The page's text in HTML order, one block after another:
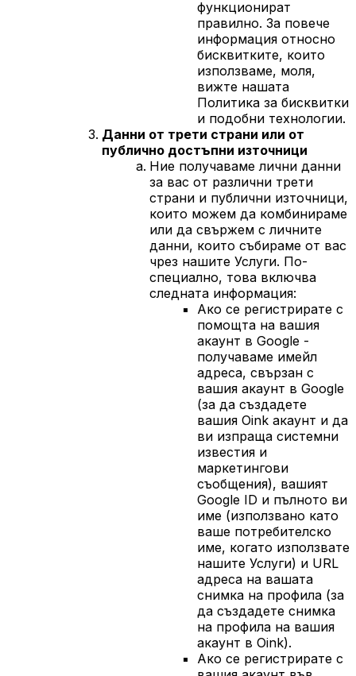
функционират
правилно. За повече
информация относно
бисквитките, които
използваме, моля,
вижте нашата
Политика за бисквитки
и подобни технологии.
Данни от трети страни или от
публично достъпни източници
Ние получаваме лични данни
за вас от различни трети
страни и публични източници,
които можем да комбинираме
или да свържем с личните
данни, които събираме от вас
чрез нашите Услуги. По-
специално, това включва
следната информация:
Ако се регистрирате с
помощта на вашия
акаунт в Google -
получаваме имейл
адреса, свързан с
вашия акаунт в Google
(за да създадете
вашия Oink акаунт и да
ви изпраща системни
известия и
маркетингови
съобщения), вашият
Google ID и пълното ви
име (използвано като
ваше потребителско
име, когато използвате
нашите Услуги) и URL
адреса на вашата
снимка на профила (за
да създадете снимка
на профила на вашия
акаунт в Oink).
Ако се регистрирате с